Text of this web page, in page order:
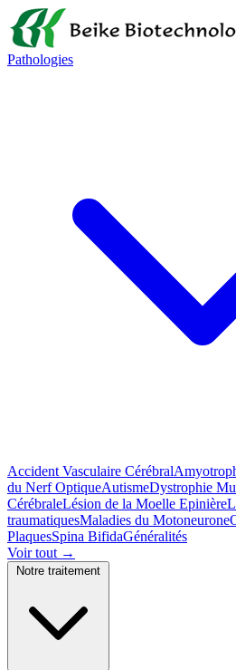
Pathologies
Accident Vasculaire Cérébral
du Nerf OptiqueAutismeDystrophie
CérébraleLésion de la Moelle Epinière
traumatiquesMaladies du Motoneurone
PlaquesSpina BifidaGénéralités
Voir tout →